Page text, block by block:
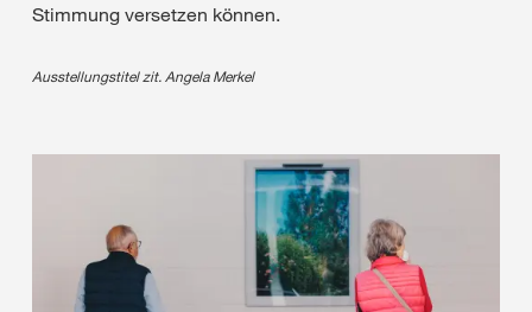
Stimmung versetzen können.
Ausstellungstitel zit. Angela Merkel